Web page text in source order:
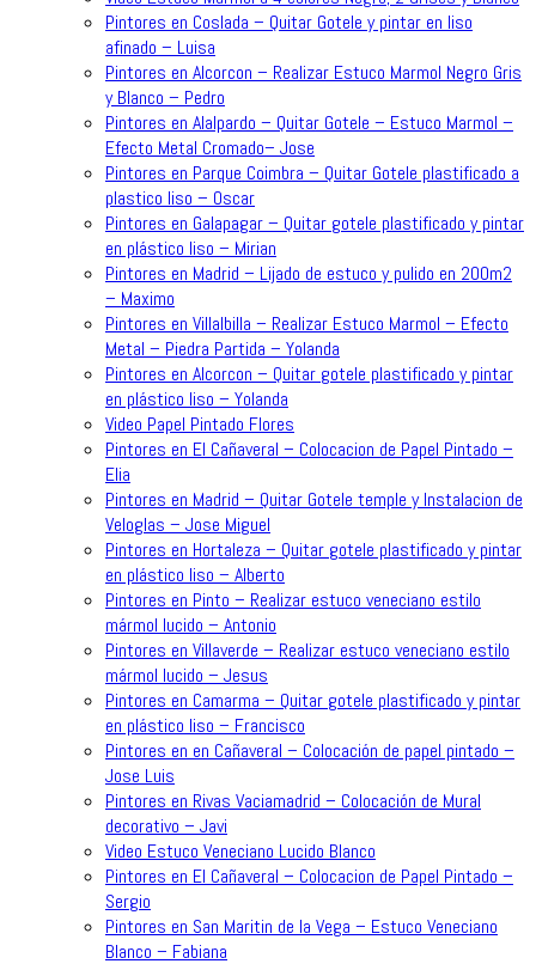
Pintores en Coslada – Quitar Gotele y pintar en liso
afinado – Luisa
Pintores en Alcorcon – Realizar Estuco Marmol Negro Gris
y Blanco – Pedro
Pintores en Alalpardo – Quitar Gotele – Estuco Marmol –
Efecto Metal Cromado– Jose
Pintores en Parque Coimbra – Quitar Gotele plastificado a
plastico liso – Oscar
Pintores en Galapagar – Quitar gotele plastificado y pintar
en plástico liso – Mirian
Pintores en Madrid – Lijado de estuco y pulido en 200m2
– Maximo
Pintores en Villalbilla – Realizar Estuco Marmol – Efecto
Metal – Piedra Partida – Yolanda
Pintores en Alcorcon – Quitar gotele plastificado y pintar
en plástico liso – Yolanda
Video Papel Pintado Flores
Pintores en El Cañaveral – Colocacion de Papel Pintado –
Elia
Pintores en Madrid – Quitar Gotele temple y Instalacion de
Veloglas – Jose Miguel
Pintores en Hortaleza – Quitar gotele plastificado y pintar
en plástico liso – Alberto
Pintores en Pinto – Realizar estuco veneciano estilo
mármol lucido – Antonio
Pintores en Villaverde – Realizar estuco veneciano estilo
mármol lucido – Jesus
Pintores en Camarma – Quitar gotele plastificado y pintar
en plástico liso – Francisco
Pintores en en Cañaveral – Colocación de papel pintado –
Jose Luis
Pintores en Rivas Vaciamadrid – Colocación de Mural
decorativo – Javi
Video Estuco Veneciano Lucido Blanco
Pintores en El Cañaveral – Colocacion de Papel Pintado –
Sergio
Pintores en San Maritin de la Vega – Estuco Veneciano
Blanco – Fabiana